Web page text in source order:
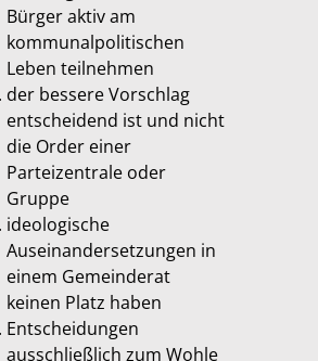
Bürger aktiv am
kommunalpolitischen
Leben teilnehmen
der bessere Vorschlag
entscheidend ist und nicht
die Order einer
Parteizentrale oder
Gruppe
ideologische
Auseinandersetzungen in
einem Gemeinderat
keinen Platz haben
Entscheidungen
ausschließlich zum Wohle